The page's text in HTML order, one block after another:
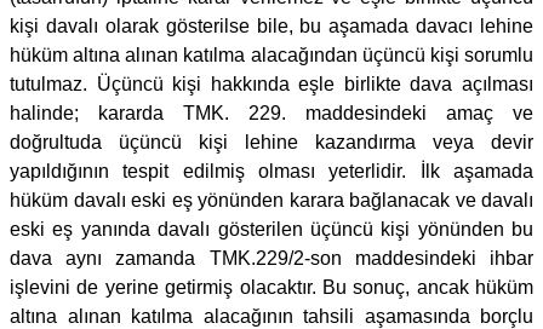
kişi davalı olarak gösterilse bile, bu aşamada davacı lehine
hüküm altına alınan katılma alacağından üçüncü kişi sorumlu
tutulmaz. Üçüncü kişi hakkında eşle birlikte dava açılması
halinde; kararda TMK. 229. maddesindeki amaç ve
doğrultuda üçüncü kişi lehine kazandırma veya devir
yapıldığının tespit edilmiş olması yeterlidir. İlk aşamada
hüküm davalı eski eş yönünden karara bağlanacak ve davalı
eski eş yanında davalı gösterilen üçüncü kişi yönünden bu
dava aynı zamanda TMK.229/2-son maddesindeki ihbar
işlevini de yerine getirmiş olacaktır. Bu sonuç, ancak hüküm
altına alınan katılma alacağının tahsili aşamasında borçlu